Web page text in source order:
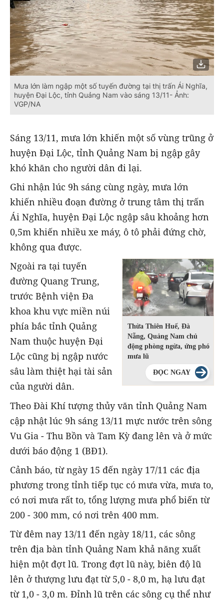
Mưa lớn làm ngập một số tuyến đường tại thị trấn Ái Nghĩa,
huyện Đại Lộc, tỉnh Quảng Nam vào sáng 13/11- Ảnh:
VGP/NA
Sáng 13/11, mưa lớn khiến một số vùng trũng ở
huyện Đại Lộc, tỉnh Quảng Nam bị ngập gây
khó khăn cho người dân đi lại.
Ghi nhận lúc 9h sáng cùng ngày, mưa lớn
khiến nhiều đoạn đường ở trung tâm thị trấn
Ái Nghĩa, huyện Đại Lộc ngập sâu khoảng hơn
0,5m khiến nhiều xe máy, ô tô phải đứng chờ,
không qua được.
Thừa Thiên Huế, Đà
Nẵng, Quảng Nam chủ
động phòng ngừa, ứng phó
mưa lũ
ĐỌC NGAY
Ngoài ra tại tuyến
đường Quang Trung,
trước Bệnh viện Đa
khoa khu vực miền núi
phía bắc tỉnh Quảng
Nam thuộc huyện Đại
Lộc cũng bị ngập nước
sâu làm thiệt hại tài sản
của người dân.
Theo Đài Khí tượng thủy văn tỉnh Quảng Nam
cập nhật lúc 9h sáng 13/11 mực nước trên sông
Vu Gia - Thu Bồn và Tam Kỳ đang lên và ở mức
dưới báo động 1 (BĐ1).
Cảnh báo, từ ngày 15 đến ngày 17/11 các địa
phương trong tỉnh tiếp tục có mưa vừa, mưa to,
có nơi mưa rất to, tổng lượng mưa phổ biến từ
200 - 300 mm, có nơi trên 400 mm.
Từ đêm nay 13/11 đến ngày 18/11, các sông
trên địa bàn tỉnh Quảng Nam khả năng xuất
hiện một đợt lũ. Trong đợt lũ này, biên độ lũ
lên ở thượng lưu đạt từ 5,0 - 8,0 m, hạ lưu đạt
từ 1,0 - 3,0 m. Đỉnh lũ trên các sông cụ thể như